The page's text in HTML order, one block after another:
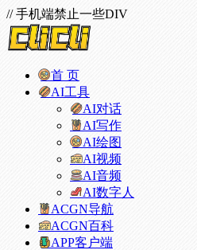
// 手机端禁止一些DIV
首 页
AI工具
AI对话
AI写作
AI绘图
AI视频
AI音频
AI数字人
ACGN导航
ACGN百科
APP客户端